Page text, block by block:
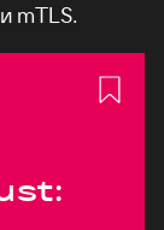
mTLS.